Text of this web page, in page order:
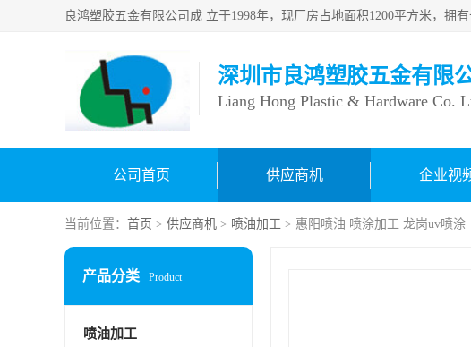
深圳市良鸿塑胶五金有限
Liang Hong Plastic & Hardware Co.
公司首页 供应商机 企业视
当前位置： 首页 > 供应商机 > 喷油加工 > 惠阳喷油 喷涂加工 龙岗uv喷涂
产品分类 Product
喷油加工